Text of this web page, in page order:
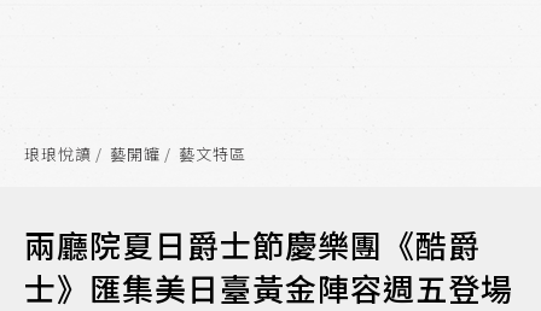
琅琅悅讀 藝開罐 藝文特區
兩廳院夏日爵士節慶樂團《酷爵
士》匯集美日臺黃金陣容週五登場